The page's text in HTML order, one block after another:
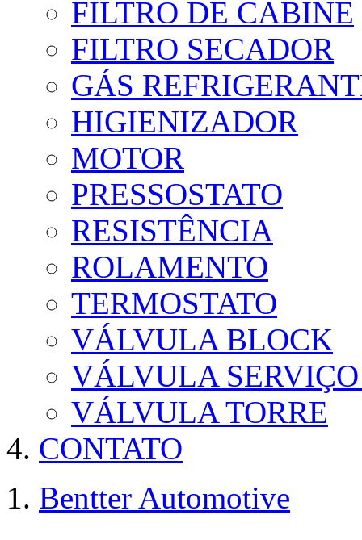
FILTRO DE CABINE
FILTRO SECADOR
GÁS
HIGIENIZADOR
MOTOR
PRESSOSTATO
RESISTÊNCIA
ROLAMENTO
TERMOSTATO
VÁLVULA BLOCK
VÁLVULA
VÁLVULA TORRE
CONTATO
Bentter Automotive